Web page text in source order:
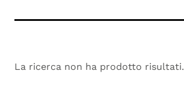
La ricerca non ha prodotto risultati.